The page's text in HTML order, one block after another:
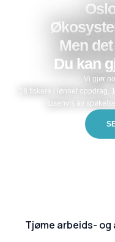
Men
Du kan
Vi gjør
18 fiskere i lønnet oppdrag,
tusenvis av
Tjøme arbeids-